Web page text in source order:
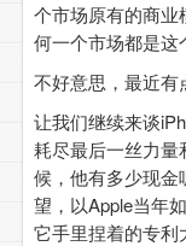
个市场原有的商
何一个市场都是这
不好意思，最近有
让我们继续来谈
耗尽最后一丝力量
候，他有多少现
望，以Apple当年
它手里捏着的专利